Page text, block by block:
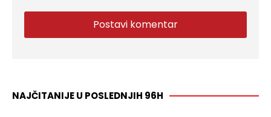
NAJČITANIJE U POSLEDNJIH 96H